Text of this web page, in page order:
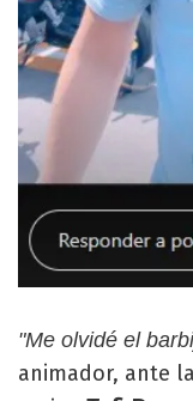
"Me olvidé el
animador, ante